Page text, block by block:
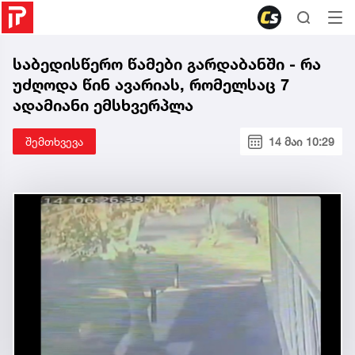
საბედისწერო წამები გარდაბანში - რა
უძღოდა წინ ავარიას, რომელსაც 7
ადამიანი ემსხვერპლა
შემთხვევა 14 მაი 10:29